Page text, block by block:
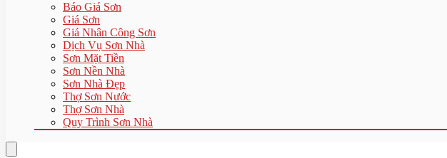
Báo Giá Sơn
Giá Sơn
Giá Nhân Công Sơn
Dịch Vụ Sơn Nhà
Sơn Mặt Tiền
Sơn Nền Nhà
Sơn Nhà Đẹp
Thợ Sơn Nước
Thợ Sơn Nhà
Quy Trình Sơn Nhà